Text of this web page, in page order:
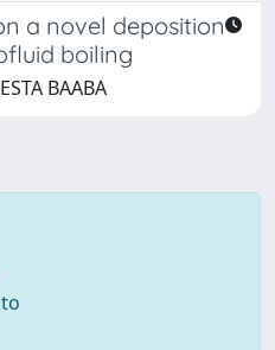
a novel deposition
boiling
BAABA